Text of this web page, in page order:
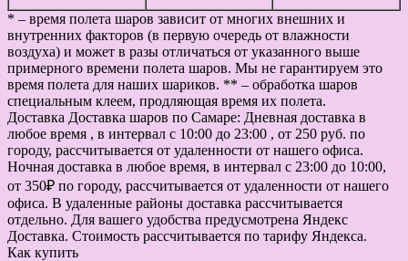
* – время полета шаров зависит от многих внешних и
внутренних факторов (в первую очередь от влажности
воздуха) и может в разы отличаться от указанного выше
примерного времени полета шаров. Мы не гарантируем это
время полета для наших шариков. ** – обработка шаров
специальным клеем, продляющая время их полета.
Доставка Доставка шаров по Самаре: Дневная доставка в
любое время , в интервал с 10:00 до 23:00 , от 250 руб. по
городу, рассчитывается от удаленности от нашего офиса.
Ночная доставка в любое время, в интервал с 23:00 до 10:00,
от 350₽ по городу, рассчитывается от удаленности от нашего
офиса. В удаленные районы доставка рассчитывается
отдельно. Для вашего удобства предусмотрена Яндекс
Доставка. Стоимость рассчитывается по тарифу Яндекса.
Как купить